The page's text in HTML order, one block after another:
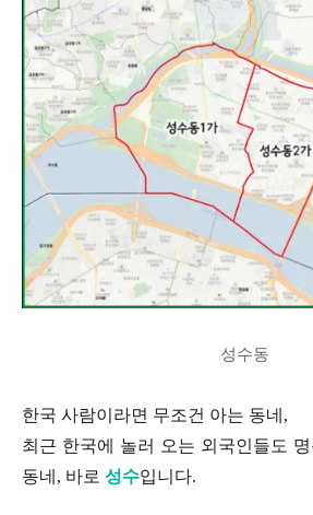
성수동
한국 사람이라면 무조건 아는 동네,
최근 한국에 놀러 오는 외국인들도
동네, 바로 성수입니다.